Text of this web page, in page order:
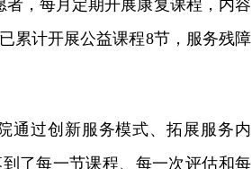
，每月定期开展康复课程，内容
累计开展公益课程8节，服务残障
通过创新服务模式、拓展服务内
了每一节课程、每一次评估和每